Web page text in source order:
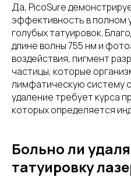
Да, PicoSure
эффективность в полном
голубых татуировок.
длине волны 755 нм и
воздействия, пигмент
частицы, которые
лимфатическую систему
удаление требует курса
которых определяется
Больно ли
татуировку